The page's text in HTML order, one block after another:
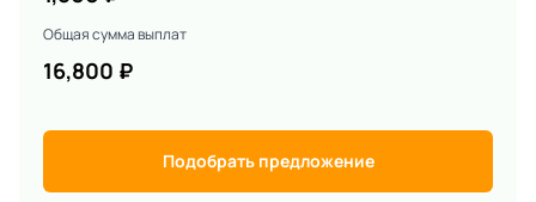
Общая сумма выплат
16,800 ₽
Подобрать предложение